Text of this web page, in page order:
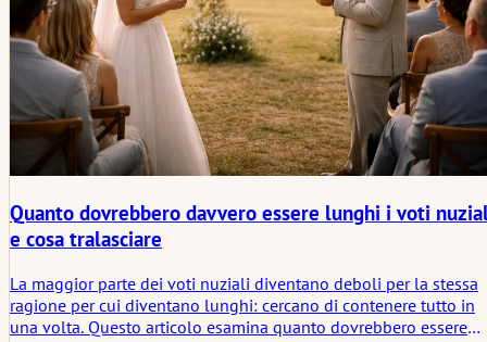
Quanto dovrebbero davvero essere lunghi i voti
e cosa tralasciare
La maggior parte dei voti nuziali diventano deboli per la stessa
ragione per cui diventano lunghi: cercano di contenere tutto in
una volta. Questo articolo esamina quanto dovrebbero essere